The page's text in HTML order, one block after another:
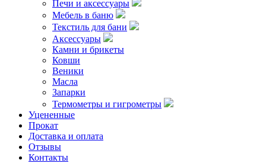
Печи и аксессуары
Мебель в баню
Текстиль для бани
Аксессуары
Камни и брикеты
Ковши
Веники
Масла
Запарки
Термометры и гигрометры
Уцененные
Прокат
Доставка и оплата
Отзывы
Контакты